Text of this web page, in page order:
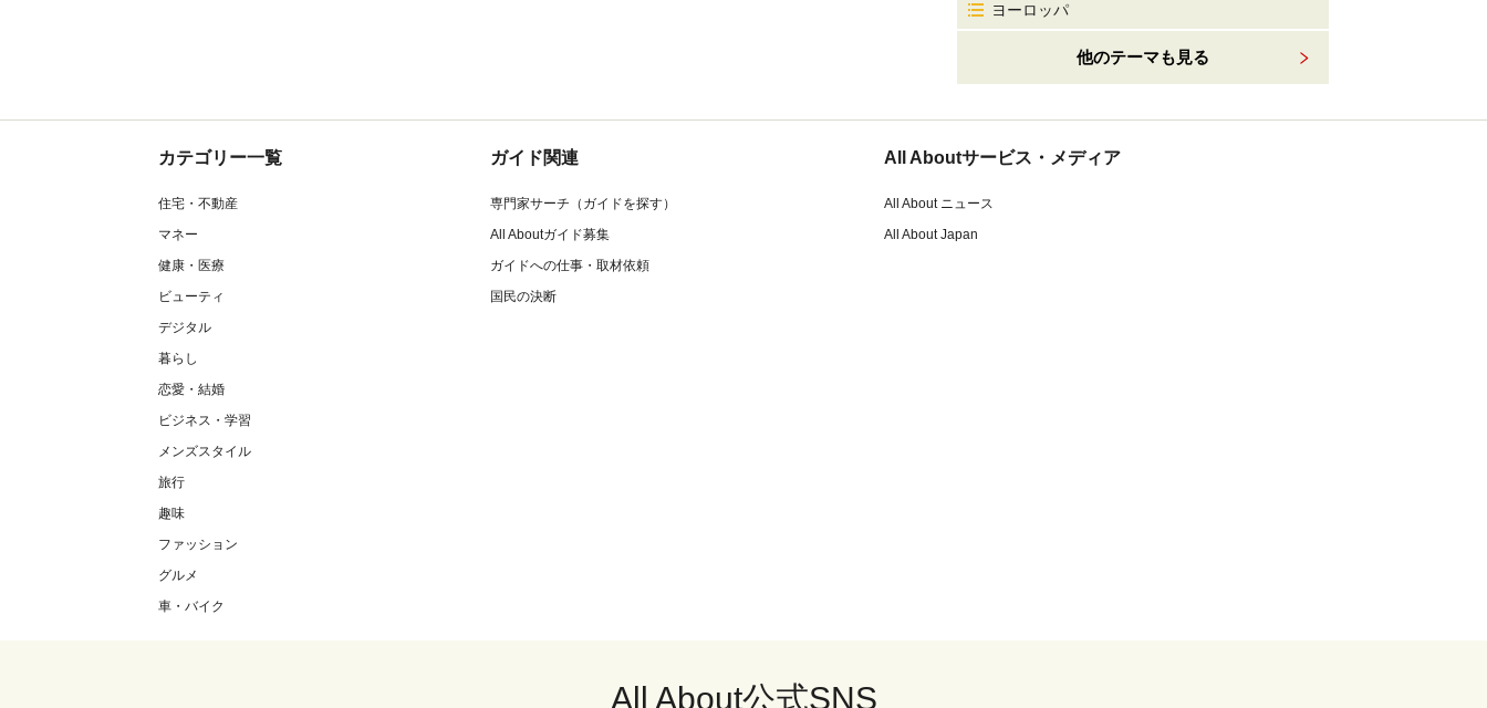
ヨーロッパ
他のテーマも見る
カテゴリー一覧
住宅・不動産
マネー
健康・医療
ビューティ
デジタル
暮らし
恋愛・結婚
ビジネス・学習
メンズスタイル
旅行
趣味
ファッション
グルメ
車・バイク
ガイド関連
専門家サーチ（ガイドを探す）
All Aboutガイド募集
ガイドへの仕事・取材依頼
国民の決断
All Aboutサービス・メディア
All About ニュース
All About Japan
All About公式SNS